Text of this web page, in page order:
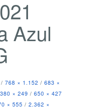
Azul
/ 768 × 1.152 / 683 ×
380 × 249 / 650 × 427
× 555 / 2.362 ×